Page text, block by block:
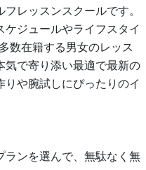
レッスンスクールです。
ジュールやライフスタイ
数在籍する男女のレッス
気で寄り添い最適で最新の
や腕試しにぴったりのイ
ランを選んで、無駄なく無